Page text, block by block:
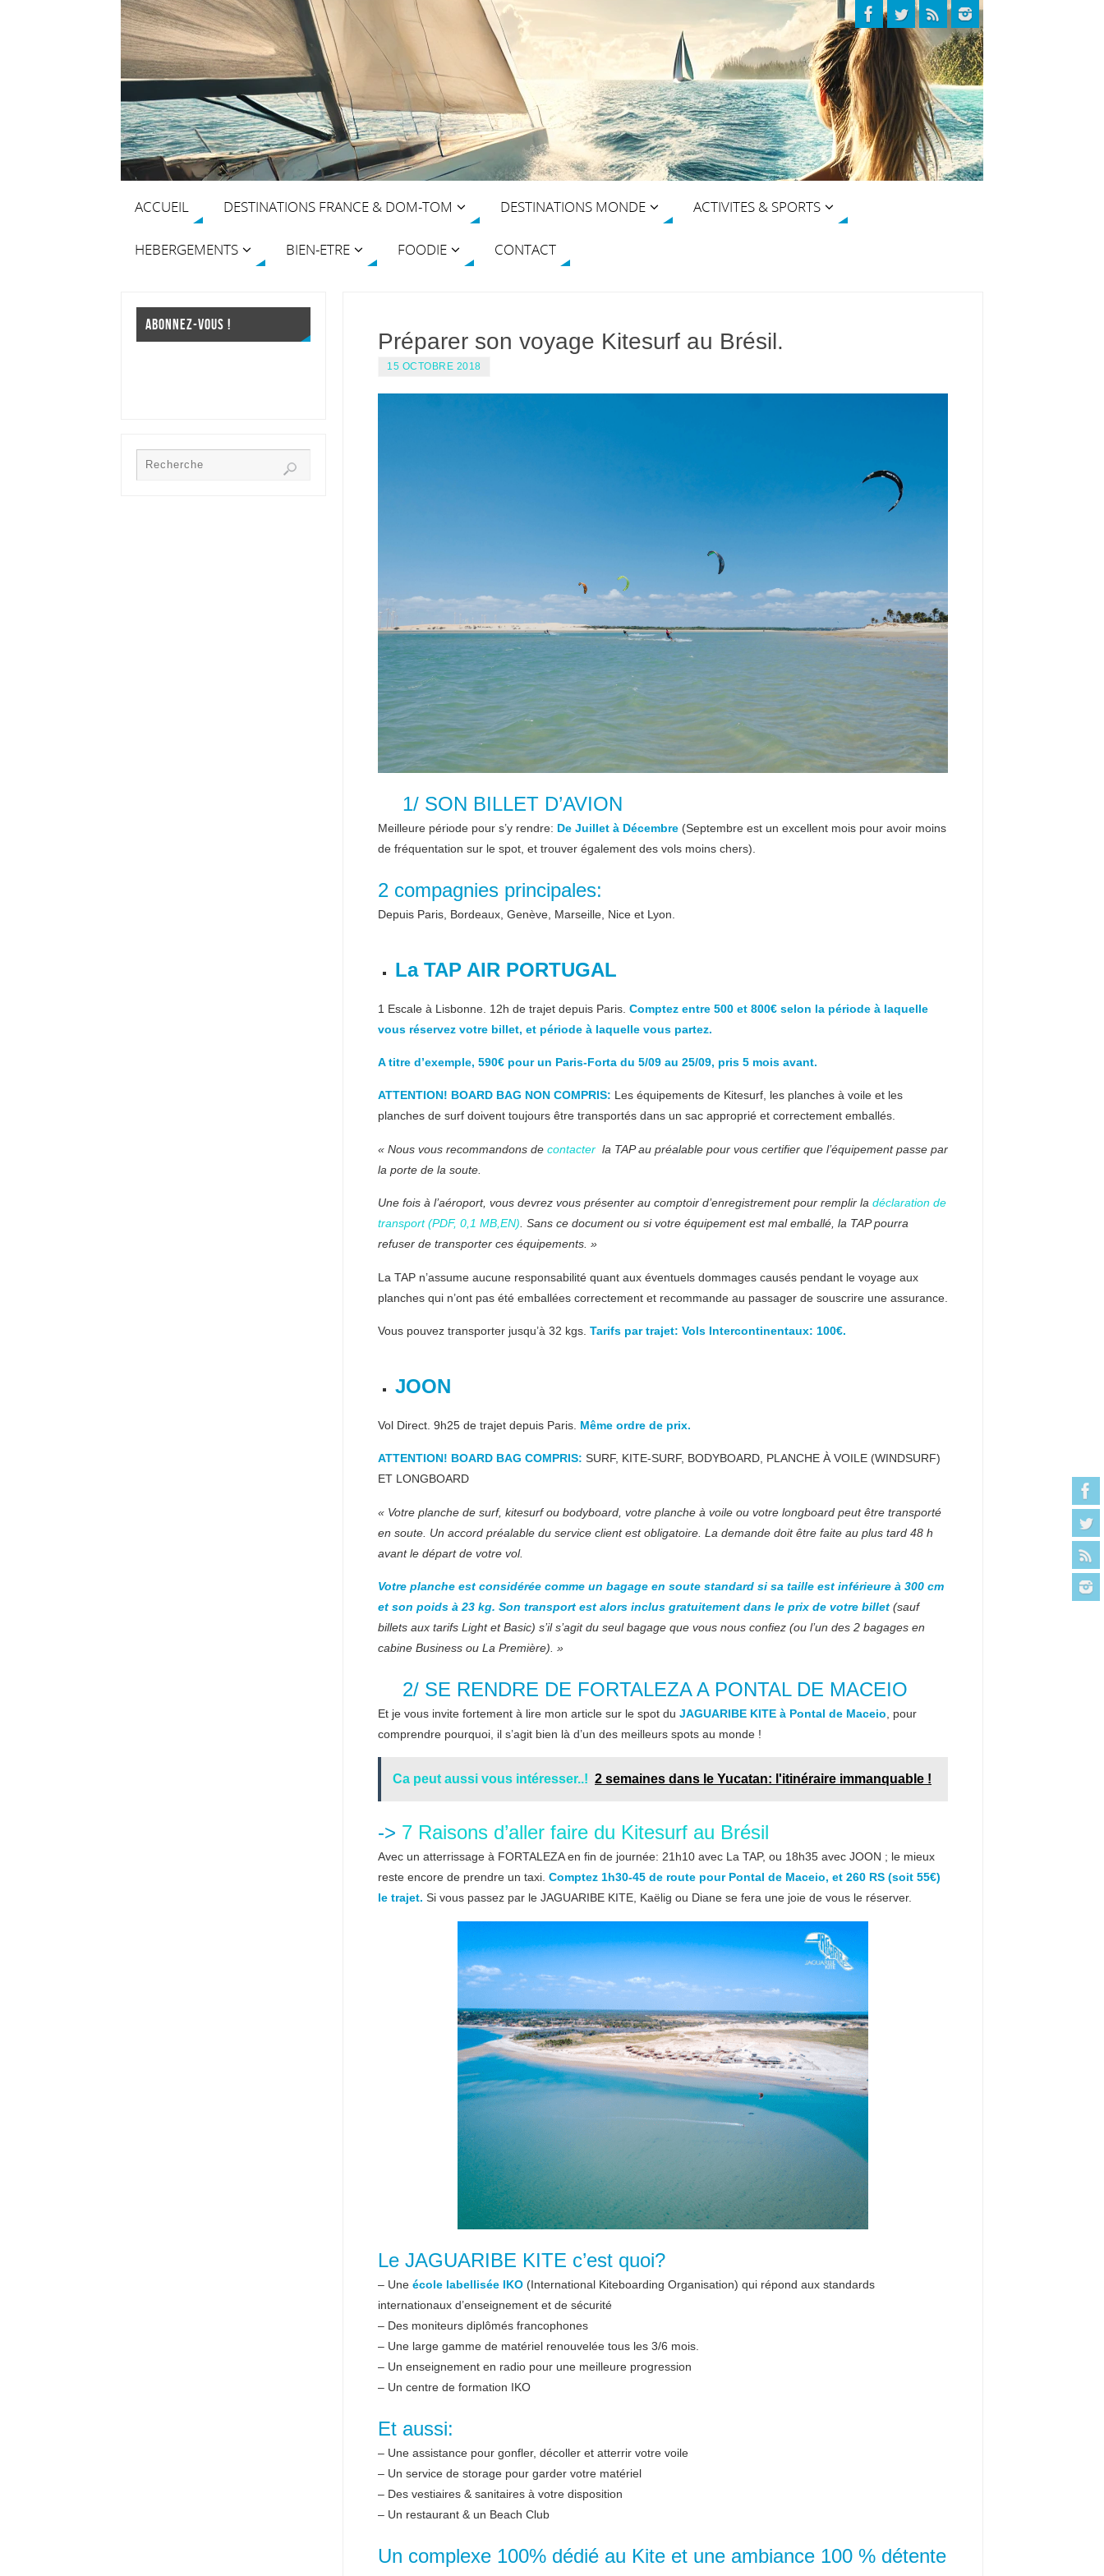
ACCUEIL DESTINATIONS FRANCE & DOM-TOM DESTINATIONS MONDE ACTIVITES & SPORTS
HEBERGEMENTS BIEN-ETRE FOODIE CONTACT
Préparer son voyage Kitesurf au Brésil.
15 OCTOBRE 2018
1/ SON BILLET D’AVION
Meilleure période pour s’y rendre: De Juillet à Décembre (Septembre est un excellent mois pour avoir moins
de fréquentation sur le spot, et trouver également des vols moins chers).
2 compagnies principales:
Depuis Paris, Bordeaux, Genève, Marseille, Nice et Lyon.
La TAP AIR PORTUGAL
1 Escale à Lisbonne. 12h de trajet depuis Paris. Comptez entre 500 et 800€ selon la période à laquelle
vous réservez votre billet, et période à laquelle vous partez.
A titre d’exemple, 590€ pour un Paris-Forta du 5/09 au 25/09, pris 5 mois avant.
ATTENTION! BOARD BAG NON COMPRIS: Les équipements de Kitesurf, les planches à voile et les
planches de surf doivent toujours être transportés dans un sac approprié et correctement emballés.
« Nous vous recommandons de contacter la TAP au préalable pour vous certifier que l’équipement passe par
la porte de la soute.
Une fois à l’aéroport, vous devrez vous présenter au comptoir d’enregistrement pour remplir la déclaration de
transport (PDF, 0,1 MB,EN). Sans ce document ou si votre équipement est mal emballé, la TAP pourra
refuser de transporter ces équipements. »
La TAP n’assume aucune responsabilité quant aux éventuels dommages causés pendant le voyage aux
planches qui n’ont pas été emballées correctement et recommande au passager de souscrire une assurance.
Vous pouvez transporter jusqu’à 32 kgs. Tarifs par trajet: Vols Intercontinentaux: 100€.
JOON
Vol Direct. 9h25 de trajet depuis Paris. Même ordre de prix.
ATTENTION! BOARD BAG COMPRIS: SURF, KITE-SURF, BODYBOARD, PLANCHE À VOILE (WINDSURF)
ET LONGBOARD
« Votre planche de surf, kitesurf ou bodyboard, votre planche à voile ou votre longboard peut être transporté
en soute. Un accord préalable du service client est obligatoire. La demande doit être faite au plus tard 48 h
avant le départ de votre vol.
Votre planche est considérée comme un bagage en soute standard si sa taille est inférieure à 300 cm
et son poids à 23 kg. Son transport est alors inclus gratuitement dans le prix de votre billet (sauf
billets aux tarifs Light et Basic) s’il s’agit du seul bagage que vous nous confiez (ou l’un des 2 bagages en
cabine Business ou La Première). »
2/ SE RENDRE DE FORTALEZA A PONTAL DE MACEIO
Et je vous invite fortement à lire mon article sur le spot du JAGUARIBE KITE à Pontal de Maceio , pour
comprendre pourquoi, il s’agit bien là d’un des meilleurs spots au monde !
Ca peut aussi vous intéresser..! 2 semaines dans le Yucatan: l'itinéraire immanquable !
-> 7 Raisons d’aller faire du Kitesurf au Brésil
Avec un atterrissage à FORTALEZA en fin de journée: 21h10 avec La TAP, ou 18h35 avec JOON ; le mieux
reste encore de prendre un taxi. Comptez 1h30-45 de route pour Pontal de Maceio, et 260 RS (soit 55€)
le trajet. Si vous passez par le JAGUARIBE KITE, Kaëlig ou Diane se fera une joie de vous le réserver.
Le JAGUARIBE KITE c’est quoi?
– Une école labellisée IKO (International Kiteboarding Organisation) qui répond aux standards
internationaux d’enseignement et de sécurité
– Des moniteurs diplômés francophones
– Une large gamme de matériel renouvelée tous les 3/6 mois.
– Un enseignement en radio pour une meilleure progression
– Un centre de formation IKO
Et aussi:
– Une assistance pour gonfler, décoller et atterrir votre voile
– Un service de storage pour garder votre matériel
– Des vestiaires & sanitaires à votre disposition
– Un restaurant & un Beach Club
Un complexe 100% dédié au Kite et une ambiance 100 % détente
ABONNEZ-VOUS !